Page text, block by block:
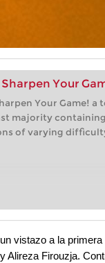
Your
Your Game! a
majority
of varying
vistazo a la
Alireza Firouzja.